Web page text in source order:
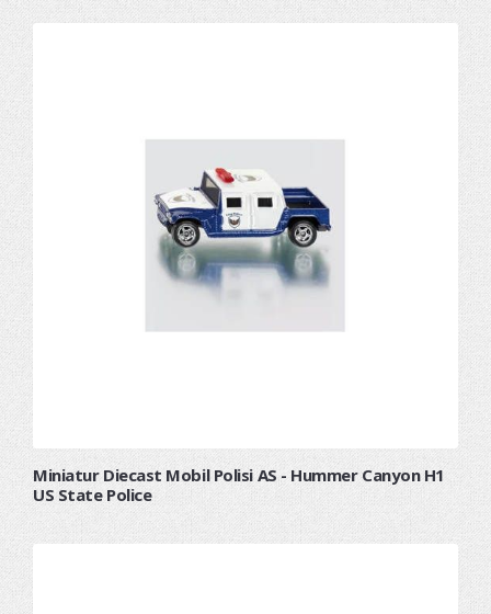
Miniatur Diecast Mobil Polisi AS - Hummer Canyon H1
US State Police